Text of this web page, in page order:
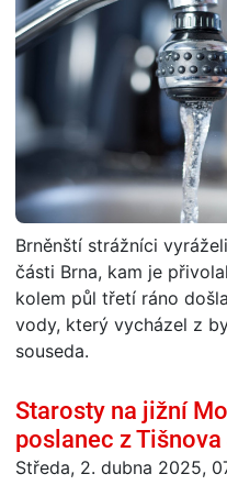
Brněnští strážníci
části Brna, kam je
kolem půl třetí ráno
vody, který vycházel z
souseda.
Starosty na jižní
poslanec z
Středa, 2. dubna 2025,